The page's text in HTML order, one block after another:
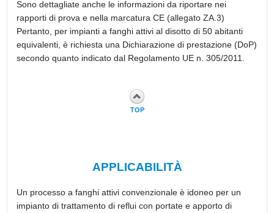
Sono dettagliate anche le informazioni da riportare nei
rapporti di prova e nella marcatura CE (allegato ZA.3)
Pertanto, per impianti a fanghi attivi al disotto di 50 abitanti
equivalenti, è richiesta una Dichiarazione di prestazione (DoP)
secondo quanto indicato dal Regolamento UE n. 305/2011.
TOP
APPLICABILITÀ
Un processo a fanghi attivi convenzionale è idoneo per un
impianto di trattamento di reflui con portate e apporto di